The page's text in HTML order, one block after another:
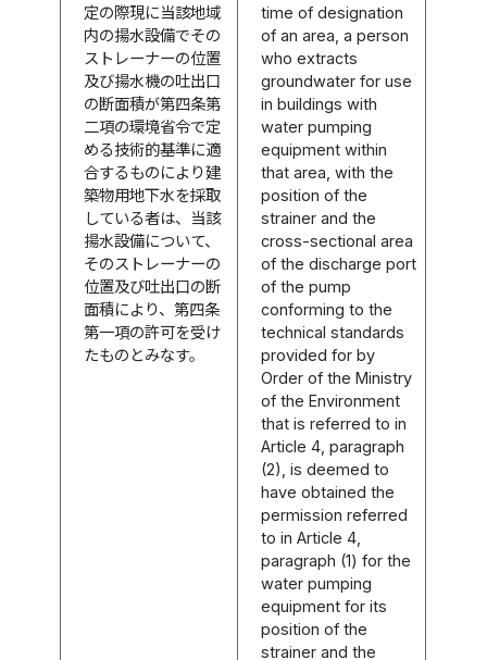
定の際現に当該地域
内の揚水設備でその
ストレーナーの位置
及び揚水機の吐出口
の断面積が第四条第
二項の環境省令で定
める技術的基準に適
合するものにより建
築物用地下水を採取
している者は、当該
揚水設備について、
そのストレーナーの
位置及び吐出口の断
面積により、第四条
第一項の許可を受け
たものとみなす。
time of designation
of an area, a person
who extracts
groundwater for use
in buildings with
water pumping
equipment within
that area, with the
position of the
strainer and the
cross-sectional area
of the discharge port
of the pump
conforming to the
technical standards
provided for by
Order of the Ministry
of the Environment
that is referred to in
Article 4, paragraph
(2), is deemed to
have obtained the
permission referred
to in Article 4,
paragraph (1) for the
water pumping
equipment for its
position of the
strainer and the